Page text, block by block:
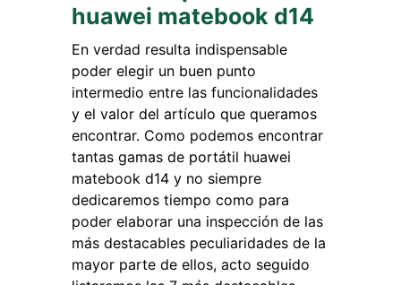
huawei matebook d14
En verdad resulta indispensable
poder elegir un buen punto
intermedio entre las funcionalidades
y el valor del artículo que queramos
encontrar. Como podemos encontrar
tantas gamas de portátil huawei
matebook d14 y no siempre
dedicaremos tiempo como para
poder elaborar una inspección de las
más destacables peculiaridades de la
mayor parte de ellos, acto seguido